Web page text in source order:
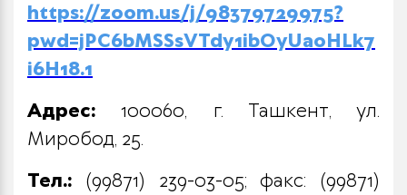
https://zoom.us/j/98379729975?
pwd=jPC6bMSSsVTdy1ibOyUaoHLk7
i6H18.1
Адрес: 100060, г. Ташкент, ул.
Миробод, 25.
Тел.: (99871) 239-03-05;факс: (99871)